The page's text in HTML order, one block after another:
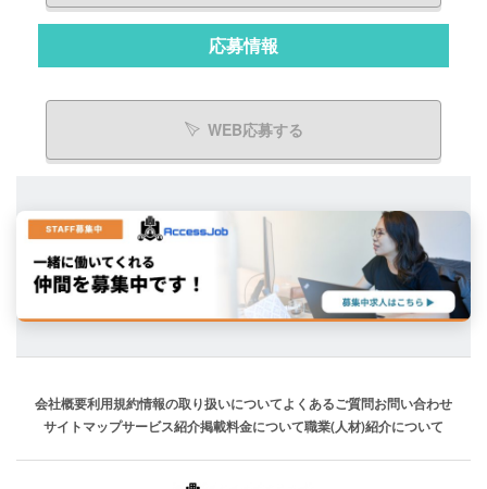
応募情報
WEB応募する
会社概要利用規約情報の取り扱いについてよくあるご質問お問い合わせ
サイトマップサービス紹介掲載料金について職業(人材)紹介について